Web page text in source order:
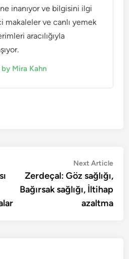
inanıyor ve bilgisini ilgi
makaleler ve canlı yemek
aracılığıyla
Mira Kahn
Next Article
Zerdeçal: Göz sağlığı,
Bağırsak sağlığı, İltihap
azaltma